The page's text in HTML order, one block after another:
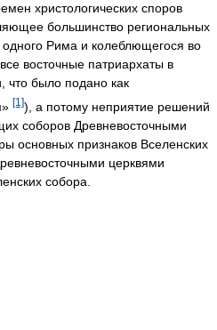
христологических споров
большинство региональных
Рима и колеблющегося во
восточные патриархаты в
что было подано как
[1]), а потому неприятие решений
соборов Древневосточными
основных признаков Вселенских
церквями
собора.